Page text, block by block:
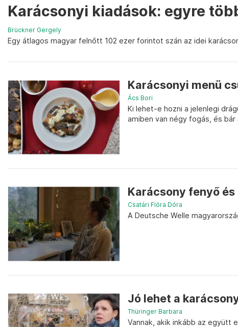
Karácsonyi kiadások: egyre
Brückner Gergely
Egy átlagos magyar felnőtt 102 ezer forintot szán az idei
Karácsonyi menü
Ács Bori
Ki lehet-e hozni a jelenlegi
amiben van négy fogás, és
Karácsony fenyő
Csatári Flóra Dóra
A Deutsche Welle
Jó lehet a
Thüringer Barbara
Vannak, akik inkább az